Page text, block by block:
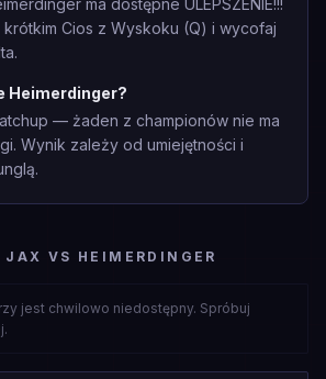
ma dostępne ULEPSZENIE!!!
krótkim Cios z Wyskoku (Q) i wycofaj
Heimerdinger?
— żaden z championów nie ma
Wynik zależy od umiejętności i
VS HEIMERDINGER
jest chwilowo niedostępny. Spróbuj